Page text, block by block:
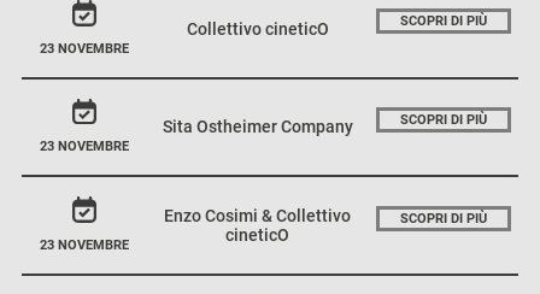
23 NOVEMBRE
Collettivo cineticO SCOPRI DI PIÙ
23 NOVEMBRE
Sita Ostheimer Company SCOPRI DI PIÙ
23 NOVEMBRE
Enzo Cosimi & Collettivo
cineticO
SCOPRI DI PIÙ